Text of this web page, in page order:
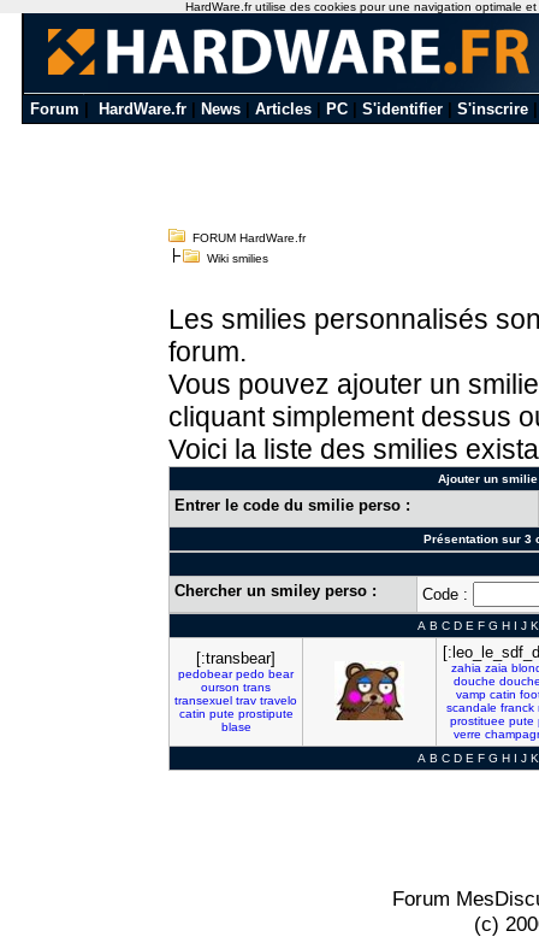
Forum HardWare.fr News Articles PC S'identifier S'inscrire
FORUM HardWare.fr
Wiki smilies
Les smilies personnalisés
forum.
Vous pouvez ajouter un
cliquant simplement dessus
Voici la liste des smilies
Ajouter un
Entrer le code du smilie perso :
Présentation sur 3
Chercher un smiley perso : Code :
A B C D E F G H I J K
[:transbear]
pedobear pedo bear
ourson trans
transexuel trav travelo
catin pute prostipute
blase
zahia zaia
douche
vamp catin
scandale franck
prostituee pute
verre
A B C D E F G H I J K
Forum
(c)
HardWare.fr utilise des cookies pour une navigation optimale